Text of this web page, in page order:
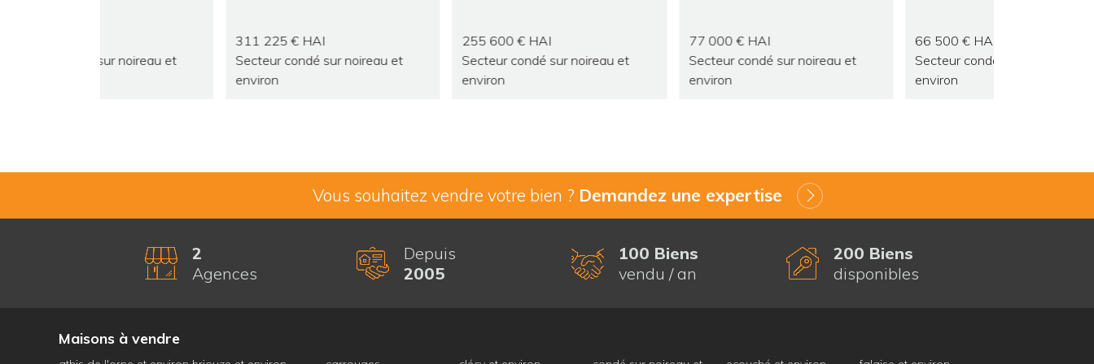
secteur condé sur noireau et
secteur condé sur noireau et
secteur condé sur noireau et
secteur condé sur noireau et
Vous souhaitez vendre votre bien ? Demandez une expertise
2
Agences
Depuis
2005
100 Biens
vendu / an
200 Biens
disponibles
Maisons à vendre